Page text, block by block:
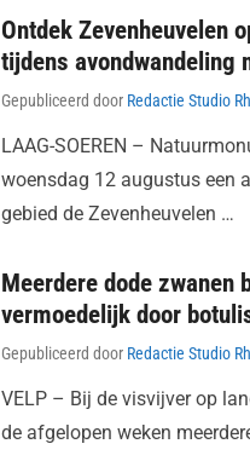
Ontdek Zevenheuvelen
tijdens avondwandeling
Gepubliceerd door Redactie Studio
LAAG-SOEREN –
woensdag 12 augustus een
gebied de Zevenheuvelen …
Meerdere dode zwanen
vermoedelijk door
Gepubliceerd door Redactie Studio
VELP – Bij de visvijver op
de afgelopen weken